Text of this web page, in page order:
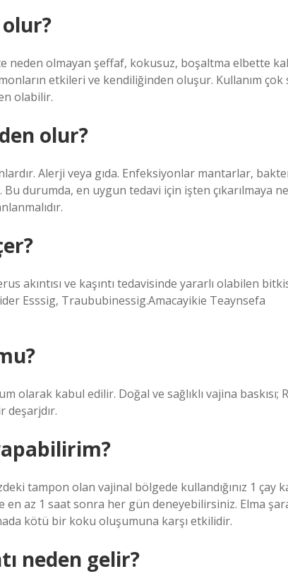
olmayan şeffaf, kokusuz, boşaltma elbette
etkileri ve kendiliğinden oluşur. Kullanım çok
olabilir.
olur?
Alerji veya gıda. Enfeksiyonlar mantarlar,
durumda, en uygun tedavi için işten çıkarılmaya
akıntısı ve kaşıntı tedavisinde yararlı olabilen
Esssig, Traububinessig.Amacayikie Teaynsefa
olarak kabul edilir. Doğal ve sağlıklı vajina baskısı;
deşarjdır.
tampon olan vajinal bölgede kullandığınız 1 çay
en az 1 saat sonra her gün deneyebilirsiniz. Elma
kötü bir koku oluşumuna karşı etkilidir.
neden gelir?